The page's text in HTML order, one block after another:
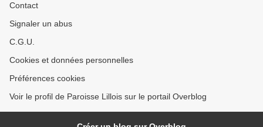
Contact
Signaler un abus
C.G.U.
Cookies et données personnelles
Préférences cookies
Voir le profil de Paroisse Lillois sur le portail Overblog